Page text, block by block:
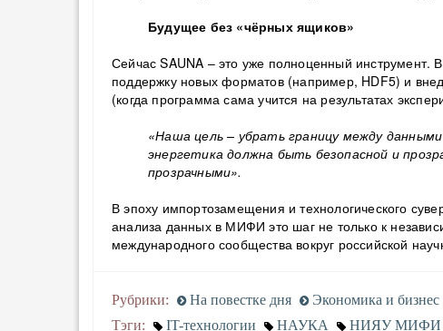
Будущее без «чёрных ящиков»
Сейчас SAUNA – это уже полноценный
поддержку новых форматов (например, HDF5) и
(когда программа сама учится на результатах
«Наша цель – убрать границу между
энергетика должна быть безопасной и
прозрачными».
В эпоху импортозамещения и технологического
анализа данных в МИФИ это шаг не только к
международного сообщества вокруг российской
Рубрики: На повестке дня Экономика и бизнес
Тэги:
IT-технологии НАУКА НИЯУ МИФИ